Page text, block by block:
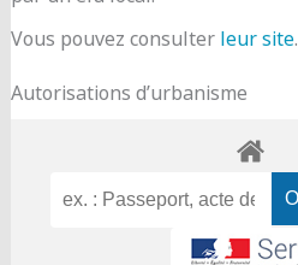
Vous pouvez consulter leur site.
Autorisations d’urbanisme